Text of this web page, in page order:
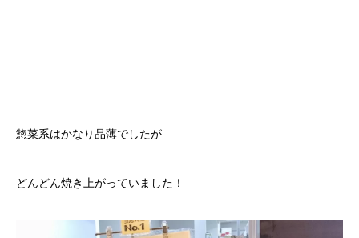
惣菜系はかなり品薄でしたが
どんどん焼き上がっていました！